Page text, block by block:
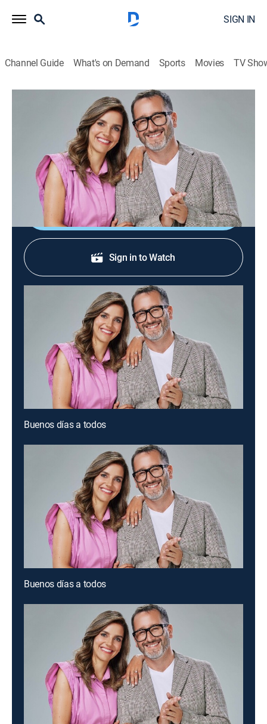
SIGN IN
Channel Guide What's on Demand Sports Movies TV
Buenos días a todos
Buenos días a todos
Newsmagazine|2026
Programa matutino con temas de actualidad y del
espectáculo chileno, concursos y entretenimiento.
Shop DIRECTV
Sign in to Watch
Buenos días a todos
Buenos días a todos